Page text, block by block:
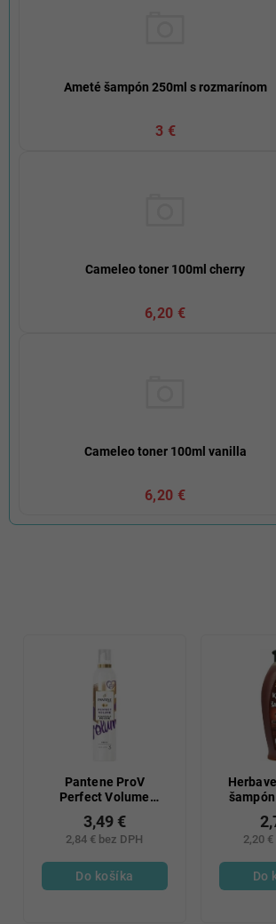
Ameté šampón 250ml s rozmarínom
3 €
Cameleo toner 100ml cherry
6,20 €
Cameleo toner 100ml vanilla
6,20 €
Pantene ProV
Perfect Volume
penové tužidlo silné
spevnenie 200 ml
2,84 € bez DPH
3,49 €
Do košíka
2,20
Do